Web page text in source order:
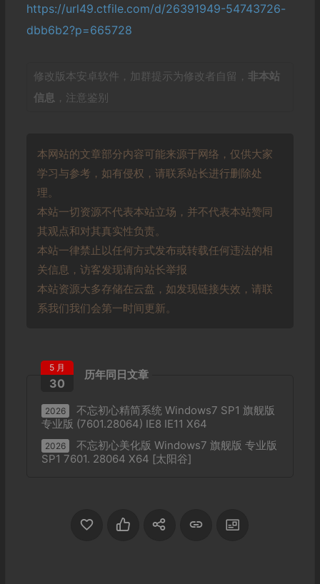
https://url49.ctfile.com/d/26391949-54743726-
dbb6b2?p=665728
修改版本安卓软件，加群提示为修改者自留， 非本站
信息 ，注意鉴别
本网站的文章部分内容可能来源于网络，仅供大家
学习与参考，如有侵权，请联系站长进行删除处
理。
本站一切资源不代表本站立场，并不代表本站赞同
其观点和对其真实性负责。
本站一律禁止以任何方式发布或转载任何违法的相
关信息，访客发现请向站长举报
本站资源大多存储在云盘，如发现链接失效，请联
系我们我们会第一时间更新。
历年同日文章
5 月
30
2026
不忘初心精简系统 Windows7 SP1 旗舰版
专业版 (7601.28064) IE8 IE11 X64
2026
不忘初心美化版 Windows7 旗舰版 专业版
SP1 7601. 28064 X64 [太阳谷]